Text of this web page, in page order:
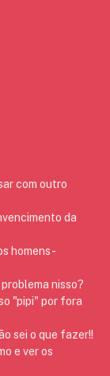
com outro
da
homens -
nisso?
"pipi" por fora
sei o que fazer!!
e ver os